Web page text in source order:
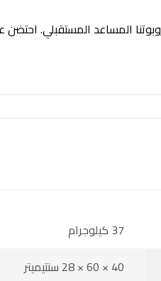
المساعد المستقبلي.
37 كيلوجرام
40 × 60 × 28 سنتيميتر